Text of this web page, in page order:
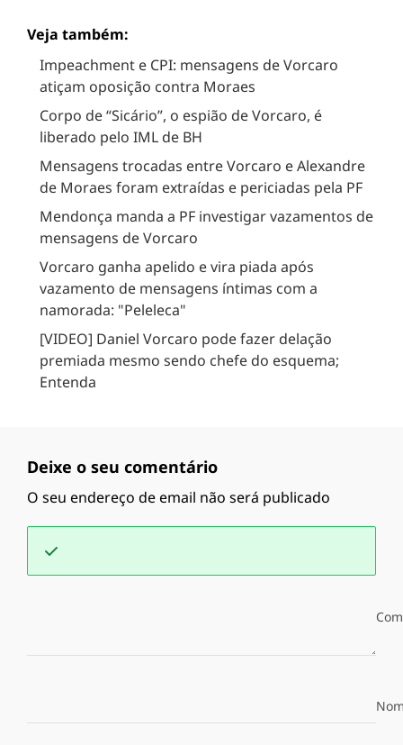
Veja também:
Impeachment e CPI: mensagens de Vorcaro
atiçam oposição contra Moraes
Corpo de “Sicário”, o espião de Vorcaro, é
liberado pelo IML de BH
Mensagens trocadas entre Vorcaro e Alexandre
de Moraes foram extraídas e periciadas pela PF
Mendonça manda a PF investigar vazamentos de
mensagens de Vorcaro
Vorcaro ganha apelido e vira piada após
vazamento de mensagens íntimas com a
namorada: "Peleleca"
[VIDEO] Daniel Vorcaro pode fazer delação
premiada mesmo sendo chefe do esquema;
Entenda
Deixe o seu comentário
O seu endereço de email não será publicado